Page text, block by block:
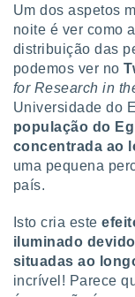
em “
na
o
de
ou aceder
num
para
Um dos aspetos
noite é ver como
distribuição das
podemos ver no
for Research in
Universidade do
população do
concentrada ao
uma pequena
país.
Isto cria este
iluminado
situadas ao
incrível! Parece